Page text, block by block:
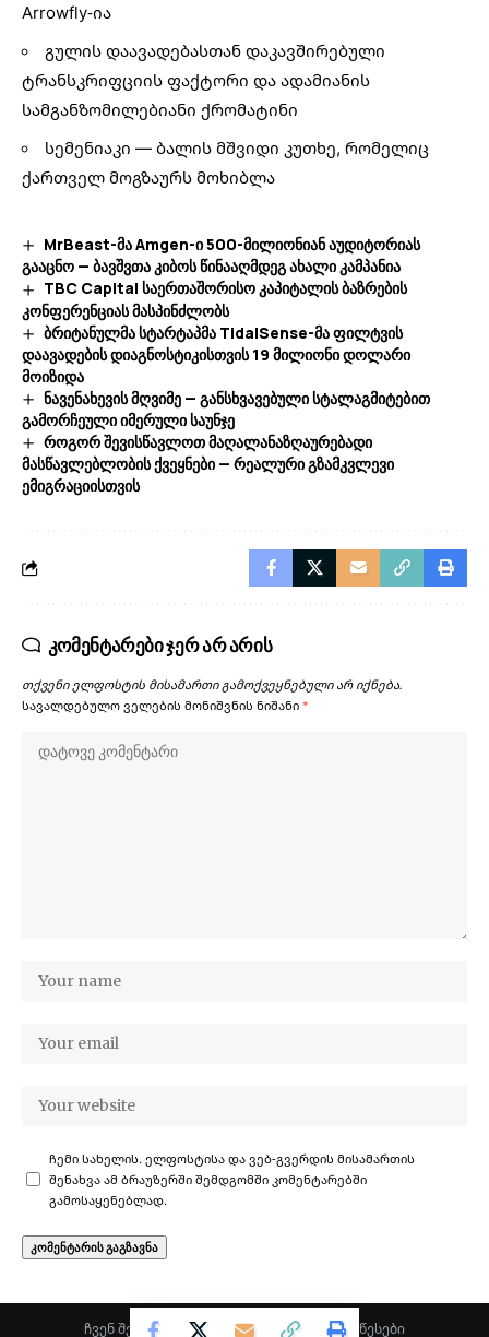
Arrowfly-ია
გულის დაავადებასთან დაკავშირებული
ტრანსკრიფციის ფაქტორი და ადამიანის
სამგანზომილებიანი ქრომატინი
სემენიაკი — ბალის მშვიდი კუთხე, რომელიც
ქართველ მოგზაურს მოხიბლა
MrBeast-მა Amgen-ი 500-მილიონიან აუდიტორიას
გააცნო — ბავშვთა კიბოს წინააღმდეგ ახალი კამპანია
TBC Capital საერთაშორისო კაპიტალის ბაზრების
კონფერენციას მასპინძლობს
ბრიტანულმა სტარტაპმა TidalSense-მა ფილტვის
დაავადების დიაგნოსტიკისთვის 19 მილიონი დოლარი
მოიზიდა
ნავენახევის მღვიმე — განსხვავებული სტალაგმიტებით
გამორჩეული იმერული საუნჯე
როგორ შევისწავლოთ მაღალანაზღაურებადი
მასწავლებლობის ქვეყნები — რეალური გზამკვლევი
ემიგრაციისთვის
კომენტარები ჯერ არ არის
თქვენი ელფოსტის მისამართი გამოქვეყნებული არ იქნება.
სავალდებულო ველების მონიშვნის ნიშანი *
ჩემი სახელის. ელფოსტისა და ვებ-გვერდის მისამართის
შენახვა ამ ბრაუზერში შემდგომში კომენტარებში
გამოსაყენებლად.
ჩვენ შესახებ კონფიდენციალურობა· წესები